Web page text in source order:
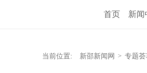
首页 新闻
当前位置: 新邵新闻网 > 专题